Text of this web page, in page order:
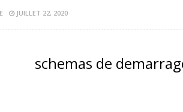
JUILLET 22, 2020
schemas de